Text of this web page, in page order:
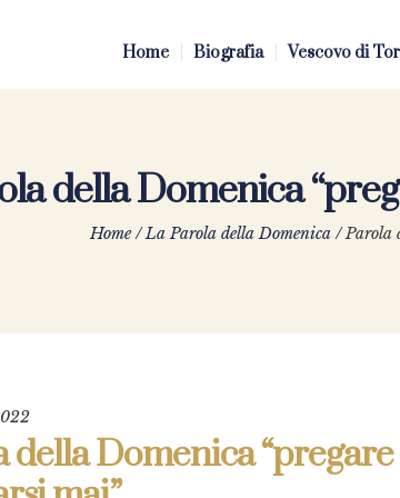
Home Biografia Vescovo di
della Domenica
Home /La Parola della Domenica /Parola
della Domenica